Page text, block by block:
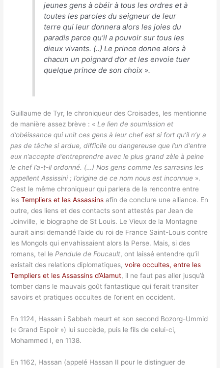
jeunes gens à obéir à tous les ordres et à
toutes les paroles du seigneur de leur
terre qui leur donnera alors les joies du
paradis parce qu’il a pouvoir sur tous les
dieux vivants. (..) Le prince donne alors à
chacun un poignard d’or et les envoie tuer
quelque prince de son choix ».
Guillaume de Tyr, le chroniqueur des Croisades, les mentionne
de manière assez brève : « Le lien de soumission et
d’obéissance qui unit ces gens à leur chef est si fort qu’il n’y a
pas de tâche si ardue, difficile ou dangereuse que l’un d’entre
eux n’accepte d’entreprendre avec le plus grand zèle à peine
le chef l’a-t-il ordonné. (…) Nos gens comme les sarrasins les
appellent Assissini ; l’origine de ce nom nous est inconnue ».
C’est le même chroniqueur qui parlera de la rencontre entre
lesTempliers et les Assassins afin de conclure une alliance. En
outre, des liens et des contacts sont attestés par Jean de
Joinville, le biographe de St Louis. Le Vieux de la Montagne
aurait ainsi demandé l’aide du roi de France Saint-Louis contre
les Mongols qui envahissaient alors la Perse. Mais, si des
romans, tel le Pendule de Foucault, ont laissé entendre qu’il
existait des relations diplomatiques,voire occultes, entre les
Templiers et les Assassins d’Alamut, il ne faut pas aller jusqu’à
tomber dans le mauvais goût fantastique qui ferait transiter
savoirs et pratiques occultes de l’orient en occident.
En 1124, Hassan i Sabbah meurt et son second Bozorg-Ummid
(« Grand Espoir ») lui succède, puis le fils de celui-ci,
Mohammed I, en 1138.
En 1162, Hassan (appelé Hassan II pour le distinguer de